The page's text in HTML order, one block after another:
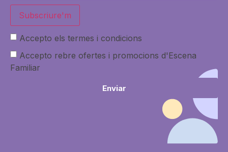
Subscriure'm
Accepto els termes i condicions
Accepto rebre ofertes i promocions d'Escena
Familiar
Enviar